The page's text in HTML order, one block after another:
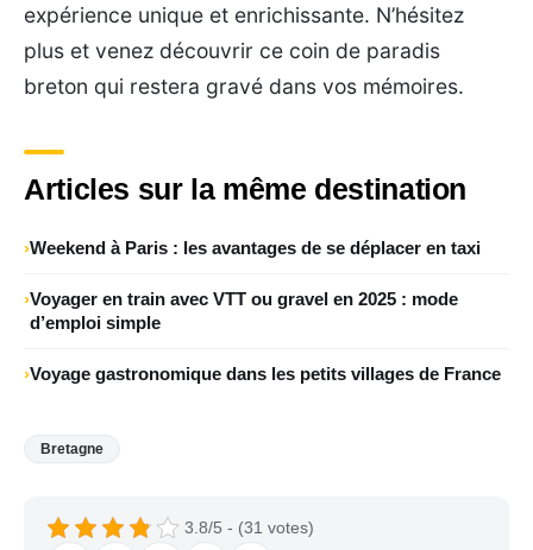
expérience unique et enrichissante. N’hésitez
plus et venez découvrir ce coin de paradis
breton qui restera gravé dans vos mémoires.
Articles sur la même destination
Weekend à Paris : les avantages de se déplacer en taxi
Voyager en train avec VTT ou gravel en 2025 : mode
d’emploi simple
Voyage gastronomique dans les petits villages de France
Bretagne
3.8/5 - (31 votes)